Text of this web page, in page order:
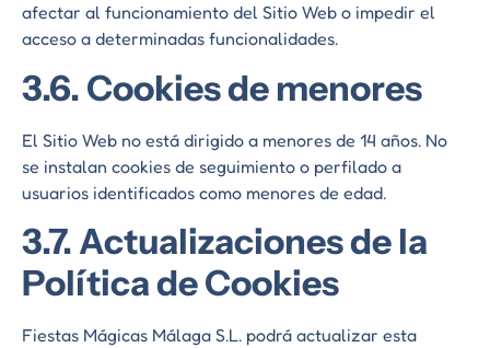
afectar al funcionamiento del Sitio Web o impedir el
acceso a determinadas funcionalidades.
3.6. Cookies de menores
El Sitio Web no está dirigido a menores de 14 años. No
se instalan cookies de seguimiento o perfilado a
usuarios identificados como menores de edad.
3.7. Actualizaciones de la
Política de Cookies
Fiestas Mágicas Málaga S.L. podrá actualizar esta